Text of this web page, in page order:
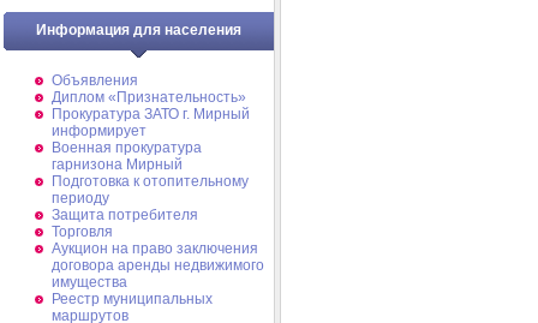
Информация для населения
Объявления
Диплом «Признательность»
Прокуратура ЗАТО г. Мирный
информирует
Военная прокуратура
гарнизона Мирный
Подготовка к отопительному
периоду
Защита потребителя
Торговля
Аукцион на право заключения
договора аренды недвижимого
имущества
Реестр муниципальных
маршрутов